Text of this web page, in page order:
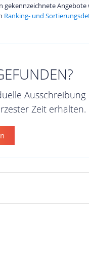
Angebote
Ranking- und
Ausschreibung
Zeit erhalten.